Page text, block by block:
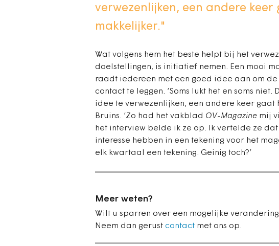
verwezenlijken, een andere keer
makkelijker."
Wat volgens hem het beste helpt bij het
doelstellingen, is initiatief nemen. Een mooi
raadt iedereen met een goed idee aan om
contact te leggen. ‘Soms lukt het en soms
idee te verwezenlijken, een andere keer gaat
Bruins. ‘Zo had het vakblad OV-Magazine mij
het interview belde ik ze op. Ik vertelde ze
interesse hebben in een tekening voor het
elk kwartaal een tekening. Geinig toch?’
Meer weten?
Wilt u sparren over een mogelijke
Neem dan gerust contact met ons op.